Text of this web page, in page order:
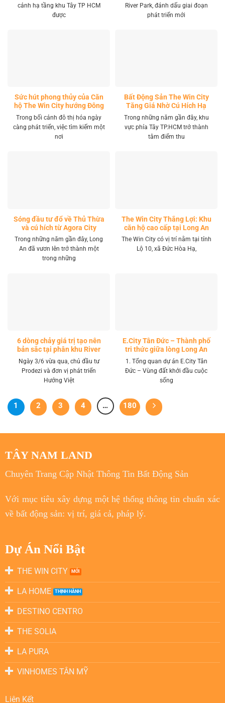
cảnh hạ tầng khu Tây TP HCM
được
River Park, đánh dấu giai đoạn
phát triển mới
Sức hút phong thủy của Căn
hộ The Win City hướng Đông
Nam
Trong bối cảnh đô thị hóa ngày
càng phát triển, việc tìm kiếm một
nơi
Bất Động Sản The Win City
Tăng Giá Nhờ Cú Hích Hạ
Tầng
Trong những năm gần đây, khu
vực phía Tây TP.HCM trở thành
tâm điểm thu
Sóng đầu tư đổ về Thủ Thừa
và cú hích từ Agora City
Trong những năm gần đây, Long
An đã vươn lên trở thành một
trong những
The Win City Thắng Lợi: Khu
căn hộ cao cấp tại Long An
The Win City có vị trí nằm tại tỉnh
Lộ 10, xã Đức Hòa Hạ,
6 dòng chảy giá trị tạo nên
bản sắc tại phân khu River
Park LA Home
Ngày 3/6 vừa qua, chủ đầu tư
Prodezi và đơn vị phát triển
Hướng Việt
E.City Tân Đức – Thành phố
tri thức giữa lòng Long An
1. Tổng quan dự án E.City Tân
Đức – Vùng đất khởi đầu cuộc
sống
1 2 3 4 … 180
TÂY NAM LAND
Chuyên Trang Cập Nhật Thông Tin Bất Động Sản
Với mục tiêuxây dựng một hệ thống thông tin chuẩn xác
về bất động sản: vị trí, giá cả, pháp lý.
Dự Án Nổi Bật
THE WIN CITY
LA HOME
DESTINO CENTRO
THE SOLIA
LA PURA
VINHOMES TÂN MỸ
Liên Kết